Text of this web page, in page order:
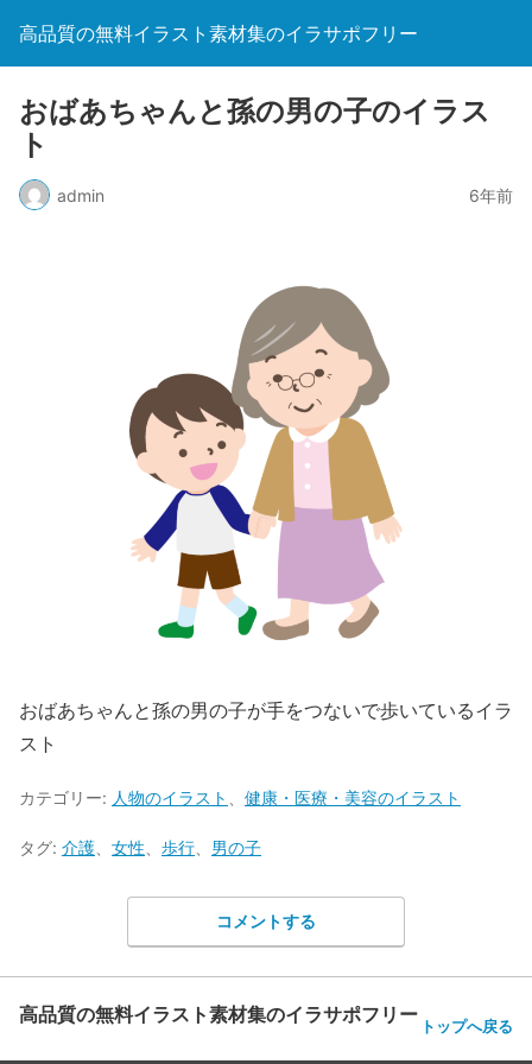
高品質の無料イラスト素材集のイラサポフリー
おばあちゃんと孫の男の子のイラス
ト
admin 6年前
おばあちゃんと孫の男の子が手をつないで歩いているイラ
スト
カテゴリー: 人物のイラスト 健康・医療・美容のイラスト
タグ: 介護 女性 歩行 男の子
コメントする
高品質の無料イラスト素材集のイラサポフリー トップへ戻る